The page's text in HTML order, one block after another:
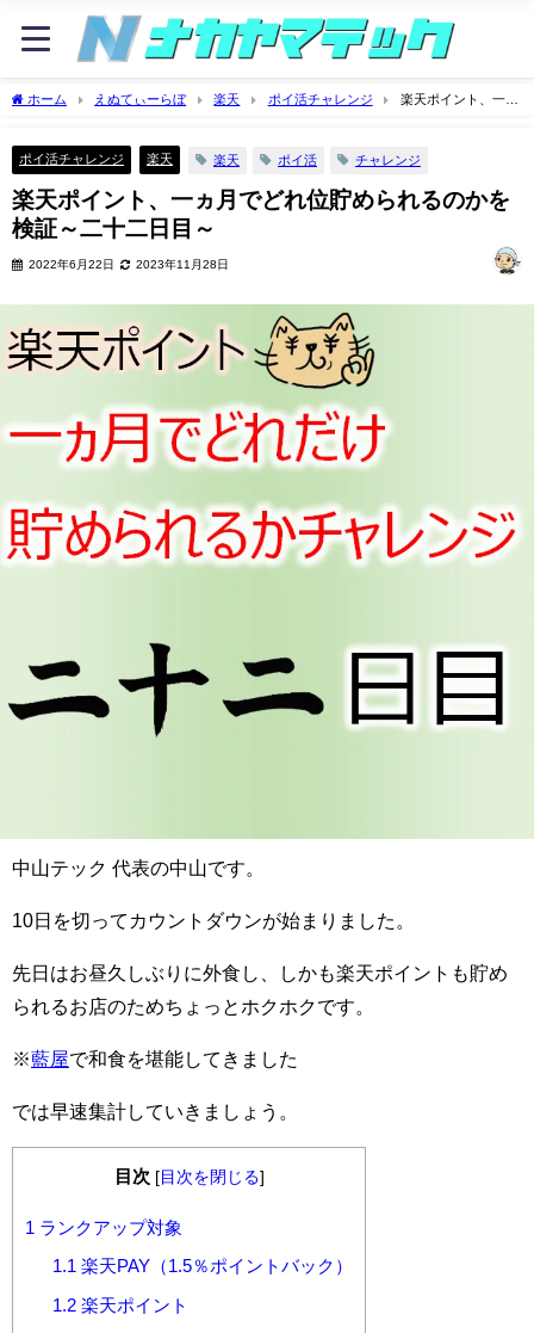
ホーム えぬてぃーらぼ 楽天 ポイ活チャレンジ
楽天ポイント、一ヵ
ポイ活チャレンジ 楽天 楽天 ポイ活 チャレンジ
楽天ポイント、一ヵ月でどれ位貯められるのかを
検証～二十二日目～
2022年6月22日 2023年11月28日
中山テック 代表の中山です。
10日を切ってカウントダウンが始まりました。
先日はお昼久しぶりに外食し、しかも楽天ポイントも貯め
られるお店のためちょっとホクホクです。
※藍屋で和食を堪能してきました
では早速集計していきましょう。
目次 [目次を閉じる]
1 ランクアップ対象
1.1 楽天PAY（1.5％ポイントバック）
1.2楽天ポイント